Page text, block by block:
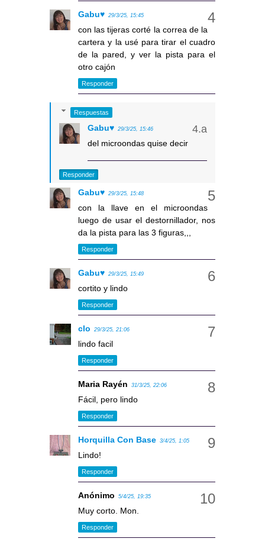
Gabu♥ 29/3/25, 15:45
con las tijeras corté la correa de la
cartera y la usé para tirar el cuadro
de la pared, y ver la pista para el
otro cajón
Responder
Respuestas
Gabu♥ 29/3/25, 15:46
del microondas quise decir
Responder
Gabu♥ 29/3/25, 15:48
con la llave en el microondas
luego de usar el destornillador, nos
da la pista para las 3 figuras,,,
Responder
Gabu♥ 29/3/25, 15:49
cortito y lindo
Responder
clo 29/3/25, 21:06
lindo facil
Responder
Maria Rayén 31/3/25, 22:06
Fácil, pero lindo
Responder
Horquilla Con Base 3/4/25, 1:05
Lindo!
Responder
Anónimo 5/4/25, 19:35
Muy corto. Mon.
Responder